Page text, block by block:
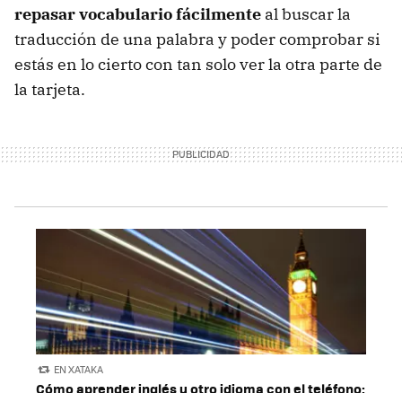
repasar vocabulario fácilmente al buscar la
traducción de una palabra y poder comprobar si
estás en lo cierto con tan solo ver la otra parte de
la tarjeta.
EN XATAKA
Cómo aprender inglés u otro idioma con el teléfono: